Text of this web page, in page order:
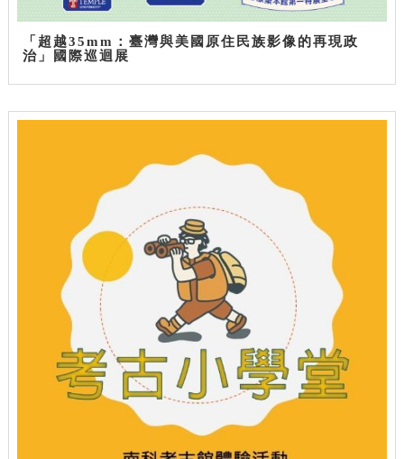
「超越35mm：臺灣與美國原住民族影像的再現政
治」國際巡迴展